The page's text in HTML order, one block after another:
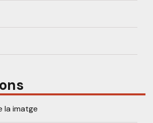
la imatge